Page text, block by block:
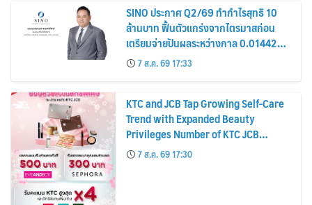
SINO ประกาศ Q2/69 ทำกำไรสุทธิ 10
ล้านบาท ฟื้นตัวแกร่งจากไตรมาสก่อน
เตรียมจ่ายปันผลระหว่างกาล 0.014423
บาทต่อหุ้น ครึ่งปีหลังมุ่งเติบโตต่อเนื่อง
7 ส.ค. 69 17:33
KTC and JCB Tap Growing Self-Care
Trend with Expanded Beauty
Privileges Number of KTC JCB
Cardmembers Spending on
Cosmetics Rises 26%
7 ส.ค. 69 17:30